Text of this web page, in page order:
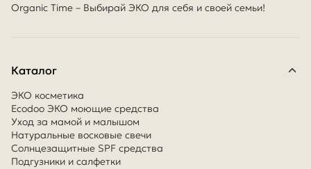
Organic Time – Выбирай ЭКО для себя и своей семьи!
Каталог
ЭКО косметика
Ecodoo ЭКО моющие средства
Уход за мамой и малышом
Натуральные восковые свечи
Солнцезащитные SPF средства
Подгузники и салфетки